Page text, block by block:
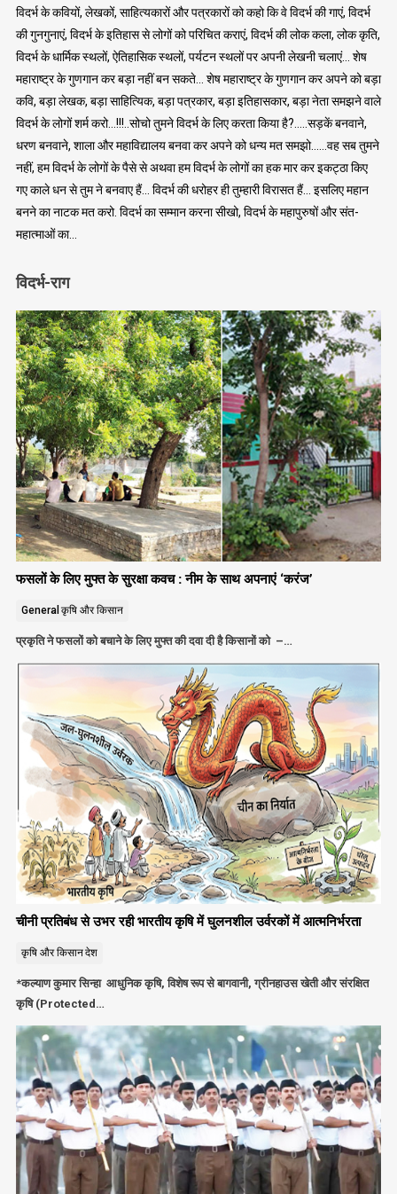
विदर्भ के कवियों, लेखकों, साहित्यकारों और पत्रकारों को कहो कि वे विदर्भ की गाएं, विदर्भ
की गुनगुनाएं, विदर्भ के इतिहास से लोगों को परिचित कराएं, विदर्भ की लोक कला, लोक कृति,
विदर्भ के धार्मिक स्थलों, ऐतिहासिक स्थलों, पर्यटन स्थलों पर अपनी लेखनी चलाएं… शेष
महाराष्ट्र के गुणगान कर बड़ा नहीं बन सकते… शेष महाराष्ट्र के गुणगान कर अपने को बड़ा
कवि, बड़ा लेखक, बड़ा साहित्यिक, बड़ा पत्रकार, बड़ा इतिहासकार, बड़ा नेता समझने वाले
विदर्भ के लोगों शर्म करो…!!!..सोचो तुमने विदर्भ के लिए करता किया है?…..सड़कें बनवाने,
धरण बनवाने, शाला और महाविद्यालय बनवा कर अपने को धन्य मत समझो……वह सब तुमने
नहीं, हम विदर्भ के लोगों के पैसे से अथवा हम विदर्भ के लोगों का हक मार कर इकट्ठा किए
गए काले धन से तुम ने बनवाए हैं… विदर्भ की धरोहर ही तुम्हारी विरासत हैं… इसलिए महान
बनने का नाटक मत करो. विदर्भ का सम्मान करना सीखो, विदर्भ के महापुरुषों और संत-
महात्माओं का…
विदर्भ-राग
फसलों के लिए मुफ्त के सुरक्षा कवच : नीम के साथ अपनाएं ‘करंज’
General कृषि और किसान
प्रकृति ने फसलों को बचाने के लिए मुफ्त की दवा दी है किसानों को –…
चीनी प्रतिबंध से उभर रही भारतीय कृषि में घुलनशील उर्वरकों में आत्मनिर्भरता
कृषि और किसानदेश
*कल्याण कुमार सिन्हा आधुनिक कृषि, विशेष रूप से बागवानी, ग्रीनहाउस खेती और संरक्षित
कृषि (Protected…